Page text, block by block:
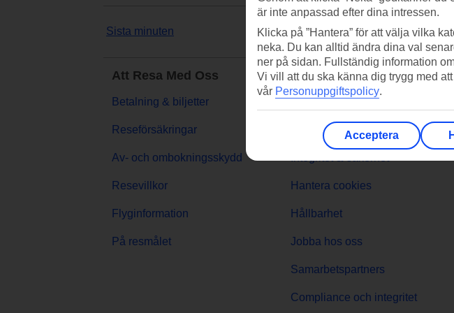
Sista minuten Populära resmål
Att Resa Med Oss
Betalning & biljetter
Reseförsäkringar
Av- och ombokningsskydd
Resevillkor
Flyginformation
På resmålet
Om TUI
Om företaget
Press & media
Hantera cookies
Hållbarhet
Jobba hos oss
Samarbetspartners
Compliance och integritet
är inte anpassad efter dina intressen.
Klicka på ”Hantera” för att välja vilka
neka. Du kan alltid ändra dina val
ner på sidan. Fullständig information
Vi vill att du ska känna dig trygg med
vår Personuppgiftspolicy.
Acceptera